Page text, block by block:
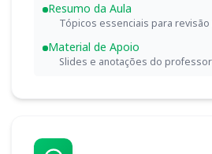
Resumo da Aula
Tópicos essenciais para revisão
Material de Apoio
Slides e anotações do professor